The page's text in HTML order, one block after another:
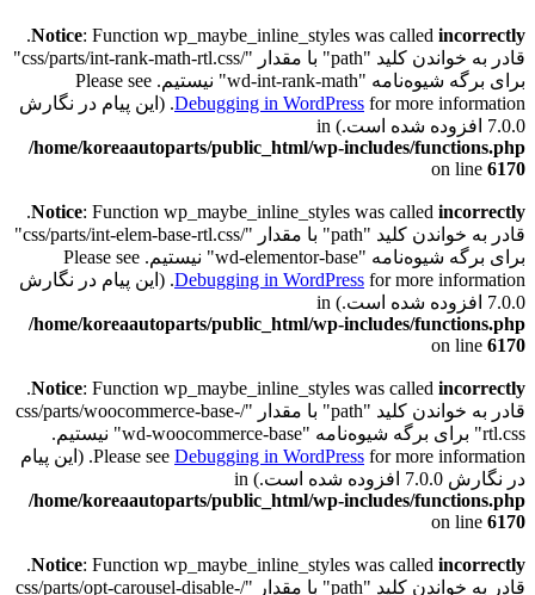
Notice: Function wp_maybe_inline_styles was called incorrectly
.
قادر به خواندن کلید "path" با مقدار "/css/parts/int-rank-math-rtl.css"
برای برگه شیوه‌نامه "wd-int-rank-math" نیستیم. Please see
Debugging in WordPressfor more information. (این پیام در نگارش
7.0.0 افزوده شده است.) in
/home/koreaautoparts/public_html/wp-includes/functions.php
on line 6170
Notice: Function wp_maybe_inline_styles was called incorrectly
.
قادر به خواندن کلید "path" با مقدار "/css/parts/int-elem-base-rtl.css"
برای برگه شیوه‌نامه "wd-elementor-base" نیستیم. Please see
Debugging in WordPressfor more information. (این پیام در نگارش
7.0.0 افزوده شده است.) in
/home/koreaautoparts/public_html/wp-includes/functions.php
on line 6170
Notice: Function wp_maybe_inline_styles was called incorrectly
.
قادر به خواندن کلید "path" با مقدار "/css/parts/woocommerce-base-
rtl.css" برای برگه شیوه‌نامه "wd-woocommerce-base" نیستیم.
Please see Debugging in WordPress
for more information. (این پیام
در نگارش 7.0.0 افزوده شده است.) in
/home/koreaautoparts/public_html/wp-includes/functions.php
on line 6170
Notice: Function wp_maybe_inline_styles was called incorrectly
.
قادر به خواندن کلید "path" با مقدار "/css/parts/opt-carousel-disable-